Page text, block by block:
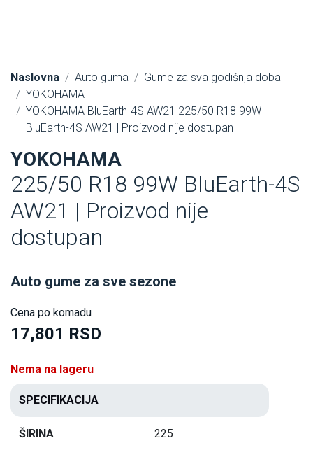
Naslovna Auto guma
Gume za sva godišnja doba
YOKOHAMA
YOKOHAMA BluEarth-4S AW21 225/50 R18 99W
BluEarth-4S AW21 | Proizvod nije dostupan
YOKOHAMA
225/50 R18 99W BluEarth-4S
AW21 | Proizvod nije
dostupan
Auto gume za sve sezone
Cena po komadu
17,801 RSD
Nema na lageru
SPECIFIKACIJA
ŠIRINA 225